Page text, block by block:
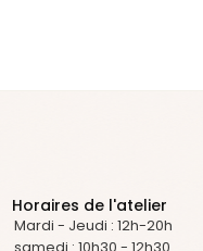
Horaires de l'atelier
Mardi - Jeudi : 12h-20h